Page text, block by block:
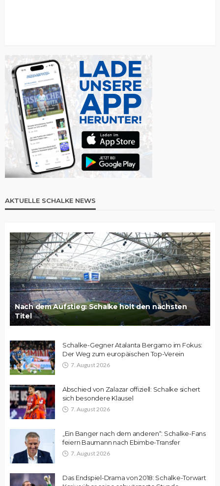
AKTUELLE SCHALKE NEWS
Nach dem Aufstieg: Schalke holt den nächsten
Titel
Schalke-Gegner Atalanta Bergamo im Fokus:
Der Weg zum europäischen Top-Verein
7. August 2026
Abschied von Zalazar offiziell: Schalke sichert
sich besondere Klausel
7. August 2026
„Ein Banger nach dem anderen“: Schalke-Fans
feiern Baumann nach Ebimbe-Transfer
7. August 2026
Das Endspiel-Drama von 2018: Schalke-Torwart